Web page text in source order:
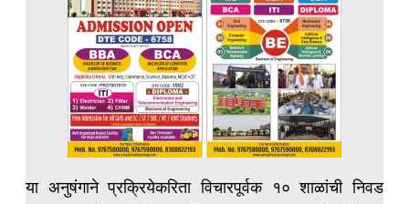
या अनुषंगाने प्रक्रियेकरिता विचारपूर्वक १० शाळांची निवड